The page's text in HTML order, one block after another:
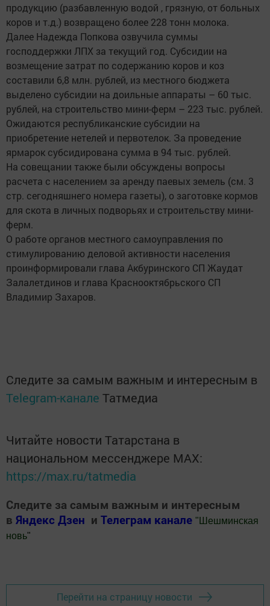
продукцию (разбавленную водой , грязную, от больных
коров и т.д.) возвращено более 228 тонн молока.
Далее Надежда Попкова озвучила суммы
господдержки ЛПХ за текущий год. Субсидии на
возмещение затрат по содержанию коров и коз
составили 6,8 млн. рублей, из местного бюджета
выделено субсидии на доильные аппараты – 60 тыс.
рублей, на строительство мини-ферм – 223 тыс. рублей.
Ожидаются республиканские субсидии на
приобретение нетелей и первотелок. За проведение
ярмарок субсидирована сумма в 94 тыс. рублей.
На совещании также были обсуждены вопросы
расчета с населением за аренду паевых земель (см. 3
стр. сегодняшнего номера газеты), о заготовке кормов
для скота в личных подворьях и строительству мини-
ферм.
О работе органов местного самоуправления по
стимулированию деловой активности населения
проинформировали глава Акбуринского СП Жаудат
Залалетдинов и глава Краснооктябрьского СП
Владимир Захаров.
Следите за самым важным и интересным в
Telegram-канале Татмедиа
Читайте новости Татарстана в
национальном мессенджере MАХ:
https://max.ru/tatmedia
Следите за самым важным и интересным
в Яндекс Дзен и Телеграм канале " Шешминская
новь"
Перейти на страницу новости